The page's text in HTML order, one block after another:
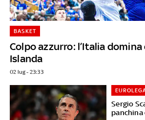
Colpo azzurro: l’Italia domina
Islanda
BASKET
02 lug - 23:33
Sergio
panchina